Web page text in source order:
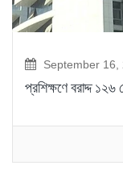
September 16,
প্রশিক্ষণে বরাদ্দ ১২৬